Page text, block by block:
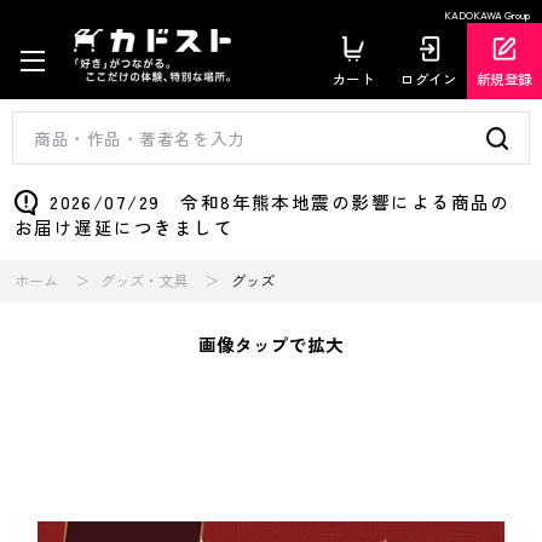
KADOKAWA Group
カート ログイン 新規登録
2026/07/29 令和8年熊本地震の影響による商品の
お届け遅延につきまして
ホーム グッズ・文具 グッズ
画像タップで拡大